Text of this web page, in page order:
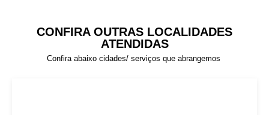
CONFIRA OUTRAS LOCALIDADES
ATENDIDAS
Confira abaixo cidades/ serviços que abrangemos